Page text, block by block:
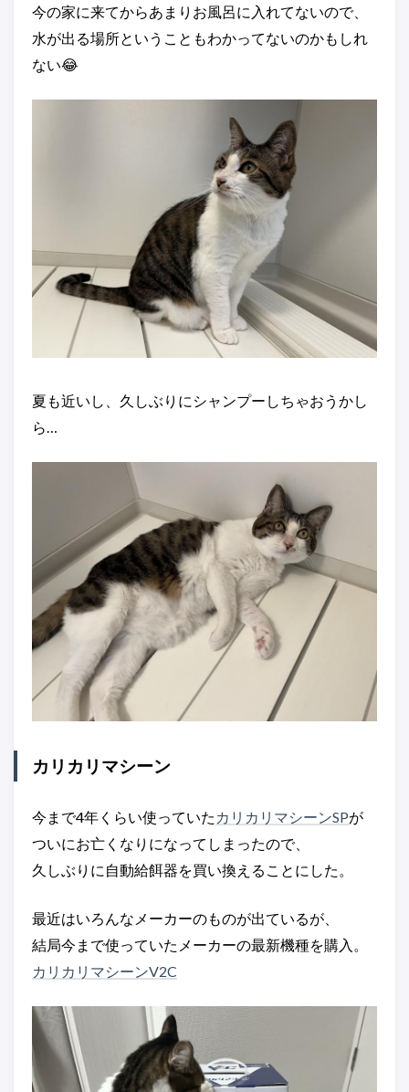
今の家に来てからあまりお風呂に入れてないので、
水が出る場所ということもわかってないのかもしれ
ない😂
夏も近いし、久しぶりにシャンプーしちゃおうかし
ら…
カリカリマシーン
今まで4年くらい使っていた カリカリマシーンSPが
ついにお亡くなりになってしまったので、
久しぶりに自動給餌器を買い換えることにした。
最近はいろんなメーカーのものが出ているが、
結局今まで使っていたメーカーの最新機種を購入。
カリカリマシーンV2C